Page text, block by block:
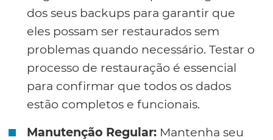
dos seus backups para garantir que
eles possam ser restaurados sem
problemas quando necessário. Testar o
processo de restauração é essencial
para confirmar que todos os dados
estão completos e funcionais.
Manutenção Regular: Mantenha seu